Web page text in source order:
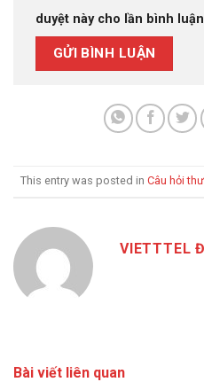
duyệt này cho lần bình
This entry was posted in Câu hỏi
VIETTTEL
Bài viết liên quan